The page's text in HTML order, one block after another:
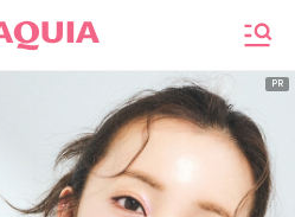
イプ&ビューティ